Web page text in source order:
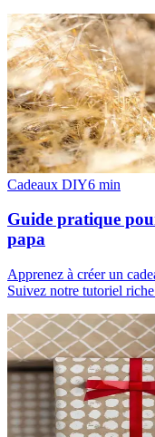
Cadeaux DIY6 min
Guide pratique
papa
Apprenez à créer un
Suivez notre tutoriel